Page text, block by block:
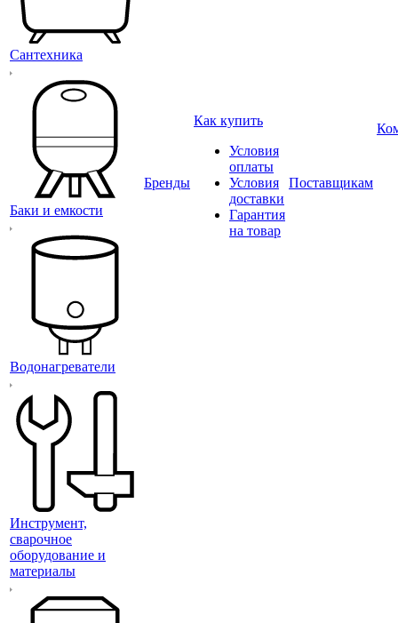
Сантехника
Баки и емкости
Водонагреватели
Инструмент,
сварочное
оборудование и
материалы
Бренды
Как купить
Условия
оплаты
Условия
доставки
Гарантия
на товар
Поставщикам